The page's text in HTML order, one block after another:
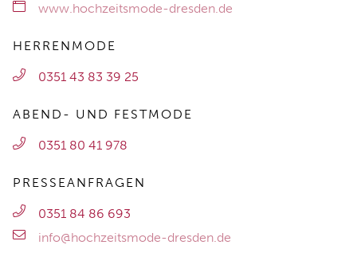
www.hochzeitsmode-dresden.de
HERRENMODE
0351 43 83 39 25
ABEND- UND FESTMODE
0351 80 41 978
PRESSEANFRAGEN
0351 84 86 693
info@hochzeitsmode-dresden.de